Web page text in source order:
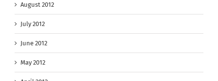
August 2012
July 2012
June 2012
May 2012